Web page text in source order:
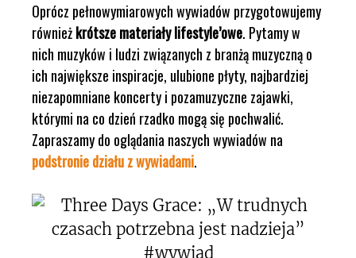
Oprócz pełnowymiarowych wywiadów przygotowujemy
równieżkrótsze materiały lifestyle’owe. Pytamy w
nich muzyków i ludzi związanych z branżą muzyczną o
ich największe inspiracje, ulubione płyty, najbardziej
niezapomniane koncerty i pozamuzyczne zajawki,
którymi na co dzień rzadko mogą się pochwalić.
Zapraszamy do oglądania naszych wywiadów na
podstronie działu z wywiadami.